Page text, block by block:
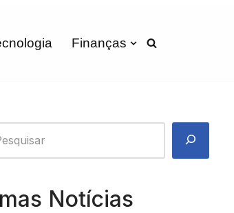
Finanças
Notícias